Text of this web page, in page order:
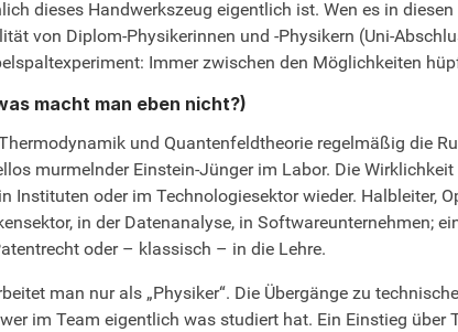
dieses Handwerkszeug eigentlich ist. Wen es in
von Diplom-Physikerinnen und -Physikern (Uni-
Immer zwischen den Möglichkeiten
macht man eben nicht?)
und Quantenfeldtheorie regelmäßig die
murmelnder Einstein-Jünger im Labor. Die
Instituten oder im Technologiesektor wieder. Halbleiter,
in der Datenanalyse, in Softwareunternehmen;
oder – klassisch – in die Lehre.
man nur als „Physiker“. Die Übergänge zu
im Team eigentlich was studiert hat. Ein Einstieg über